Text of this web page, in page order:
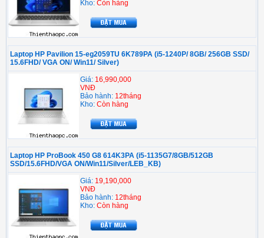
Kho: Còn hàng
Laptop HP Pavilion 15-eg2059TU 6K789PA (i5-1240P/ 8GB/ 256GB SSD/
15.6FHD/ VGA ON/ Win11/ Silver)
Giá: 16,990,000
VNĐ
Bảo hành: 12tháng
Kho: Còn hàng
Laptop HP ProBook 450 G8 614K3PA (i5-1135G7/8GB/512GB
SSD/15.6FHD/VGA ON/Win11/Silver/LEB_KB)
Giá: 19,190,000
VNĐ
Bảo hành: 12tháng
Kho: Còn hàng